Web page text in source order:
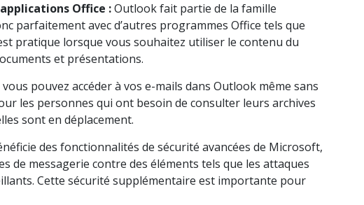
Office :Outlook fait partie de la famille
parfaitement avec d’autres programmes Office tels que
pratique lorsque vous souhaitez utiliser le contenu du
et présentations.
vous pouvez accéder à vos e-mails dans Outlook même sans
les personnes qui ont besoin de consulter leurs archives
sont en déplacement.
des fonctionnalités de sécurité avancées de Microsoft,
de messagerie contre des éléments tels que les attaques
Cette sécurité supplémentaire est importante pour